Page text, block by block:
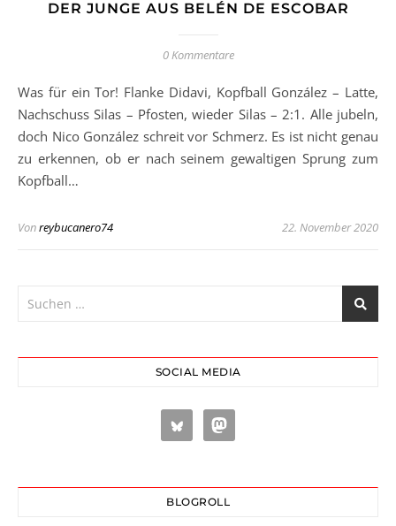
DER JUNGE AUS BELÉN DE ESCOBAR
0 Kommentare
Was für ein Tor! Flanke Didavi, Kopfball González – Latte,
Nachschuss Silas – Pfosten, wieder Silas – 2:1. Alle jubeln,
doch Nico González schreit vor Schmerz. Es ist nicht genau
zu erkennen, ob er nach seinem gewaltigen Sprung zum
Kopfball…
Vonreybucanero74 22. November 2020
SOCIAL MEDIA
BLOGROLL